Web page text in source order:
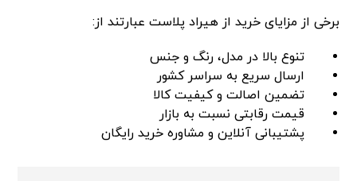
برخی از مزایای خرید از هیراد پلاست عبارتند از:
تنوع بالا در مدل، رنگ و جنس
ارسال سریع به سراسر کشور
تضمین اصالت و کیفیت کالا
قیمت رقابتی نسبت به بازار
پشتیبانی آنلاین و مشاوره خرید رایگان